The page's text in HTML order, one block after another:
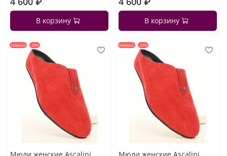
В корзину В корзину
Новинка -57% Новинка -57%